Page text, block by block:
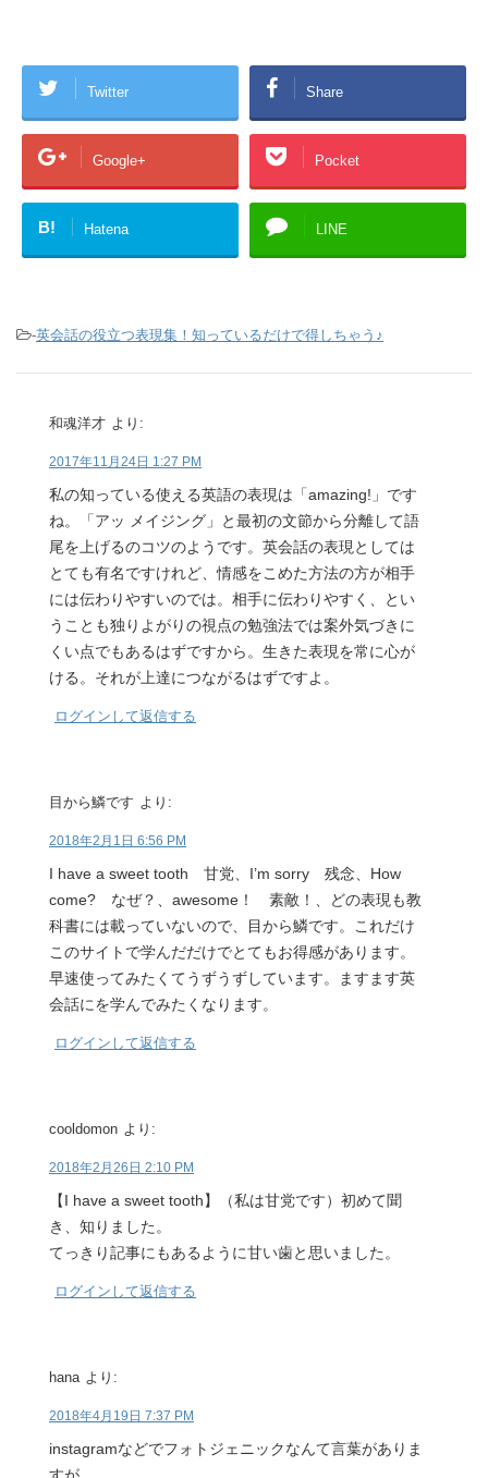
Twitter Share
Google+ Pocket
B! Hatena LINE
-英会話の役立つ表現集！知っているだけで得しちゃう♪
和魂洋才 より:
2017年11月24日 1:27 PM
私の知っている使える英語の表現は「amazing!」です
ね。「アッ メイジング」と最初の文節から分離して語
尾を上げるのコツのようです。英会話の表現としては
とても有名ですけれど、情感をこめた方法の方が相手
には伝わりやすいのでは。相手に伝わりやすく、とい
うことも独りよがりの視点の勉強法では案外気づきに
くい点でもあるはずですから。生きた表現を常に心が
ける。それが上達につながるはずですよ。
ログインして返信する
目から鱗です より:
2018年2月1日 6:56 PM
I have a sweet tooth 甘党、I’m sorry 残念、How
come? なぜ？、awesome！ 素敵！、どの表現も教
科書には載っていないので、目から鱗です。これだけ
このサイトで学んだだけでとてもお得感があります。
早速使ってみたくてうずうずしています。ますます英
会話にを学んでみたくなります。
ログインして返信する
cooldomon より:
2018年2月26日 2:10 PM
【I have a sweet tooth】（私は甘党です）初めて聞
き、知りました。
てっきり記事にもあるように甘い歯と思いました。
ログインして返信する
hana より:
2018年4月19日 7:37 PM
instagramなどでフォトジェニックなんて言葉がありま